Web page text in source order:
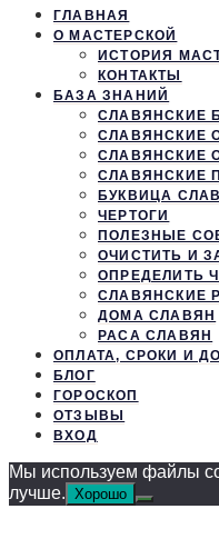
ГЛАВНАЯ
О МАСТЕРСКОЙ
ИСТОРИЯ
КОНТАКТЫ
БАЗА ЗНАНИЙ
СЛАВЯНСКИЕ
СЛАВЯНСКИЕ
СЛАВЯНСКИЕ
СЛАВЯНСКИЕ
БУКВИЦА
ЧЕРТОГИ
ПОЛЕЗНЫЕ
ОЧИСТИТЬ И
ОПРЕДЕЛИТЬ
СЛАВЯНСКИЕ
ДОМА СЛАВЯН
РАСА СЛАВЯН
ОПЛАТА, СРОКИ И
БЛОГ
ГОРОСКОП
ОТЗЫВЫ
ВХОД
Мы используем файлы
лучше. Хорошо